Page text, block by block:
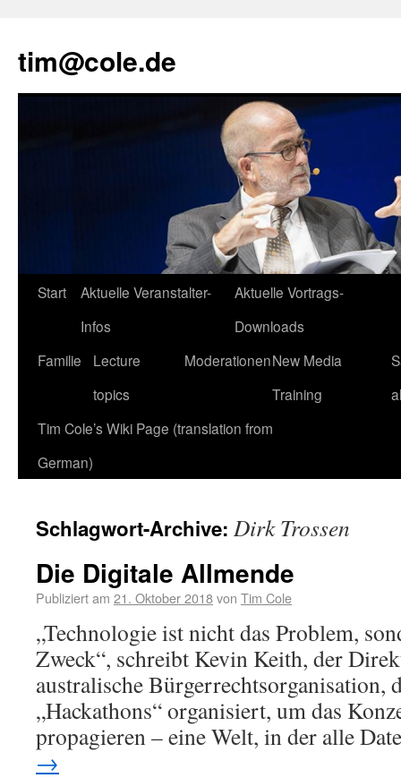
tim@cole.de
Start
Aktuelle Veranstalter-
Infos
Aktuelle Vortrags-
Downloads
Familie
Lecture
topics
ModerationenNew Media
Training
Tim Cole’s Wiki Page (translation from
German)
Schlagwort-Archive: Dirk Trossen
Die Digitale Allmende
Publiziert am 21. Oktober 2018von Tim Cole
„Technologie ist nicht das Problem,
Zweck“, schreibt Kevin Keith, der
australische Bürgerrechtsorganisation,
„Hackathons“ organisiert, um das
propagieren – eine Welt, in der alle
→